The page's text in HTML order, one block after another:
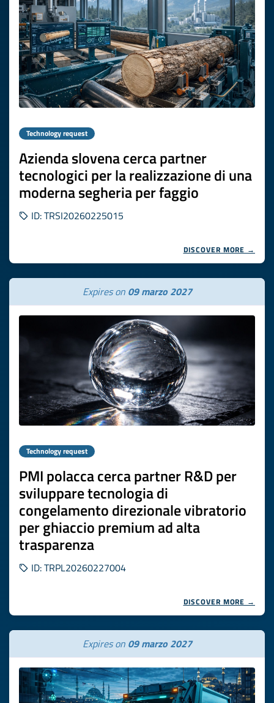
Technology request
Azienda slovena cerca partner
tecnologici per la realizzazione di una
moderna segheria per faggio
ID: TRSI20260225015
DISCOVER MORE →
Expires on 09 marzo 2027
Technology request
PMI polacca cerca partner R&D per
sviluppare tecnologia di
congelamento direzionale vibratorio
per ghiaccio premium ad alta
trasparenza
ID: TRPL20260227004
DISCOVER MORE →
Expires on 09 marzo 2027